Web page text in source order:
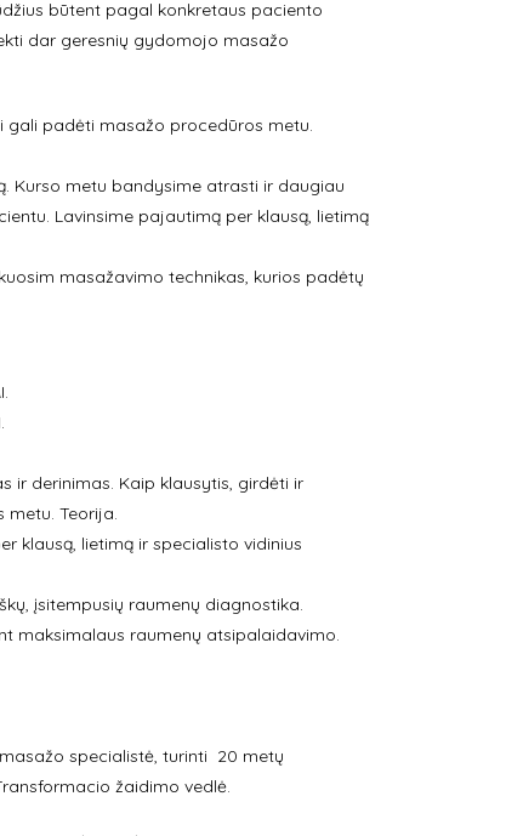
būtent pagal konkretaus paciento
dar geresnių gydomojo masažo
gali padėti masažo procedūros metu.
Kurso metu bandysime atrasti ir daugiau
Lavinsime pajautimą per klausą, lietimą
masažavimo technikas, kurios padėtų
ir derinimas. Kaip klausytis, girdėti ir
Teorija.
klausą, lietimą ir specialisto vidinius
įsitempusių raumenų diagnostika.
maksimalaus raumenų atsipalaidavimo.
specialistė, turinti 20 metų
žaidimo vedlė.